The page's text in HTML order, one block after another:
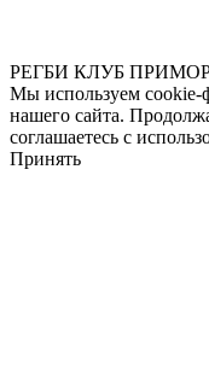
РЕГБИ КЛУБ
Мы используем cookie-
нашего сайта.
соглашаетесь с
Принять